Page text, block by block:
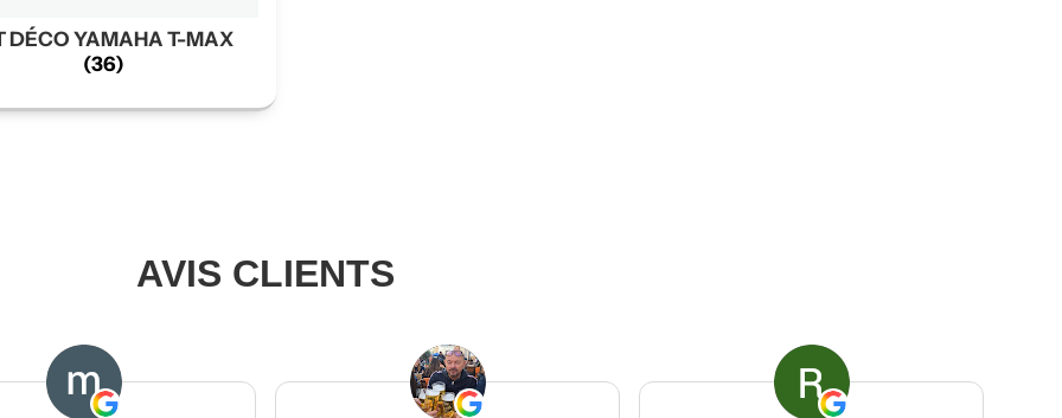
DÉCO YAMAHA T-MAX
(36)
AVIS CLIENTS